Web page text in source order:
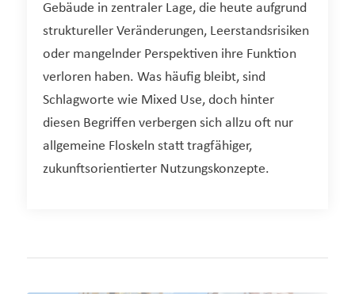
Gebäude in zentraler Lage, die heute aufgrund
struktureller Veränderungen, Leerstandsrisiken
oder mangelnder Perspektiven ihre Funktion
verloren haben. Was häufig bleibt, sind
Schlagworte wie Mixed Use, doch hinter
diesen Begriffen verbergen sich allzu oft nur
allgemeine Floskeln statt tragfähiger,
zukunftsorientierter Nutzungskonzepte.